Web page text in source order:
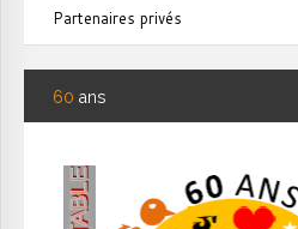
Partenaires privés
60 ans